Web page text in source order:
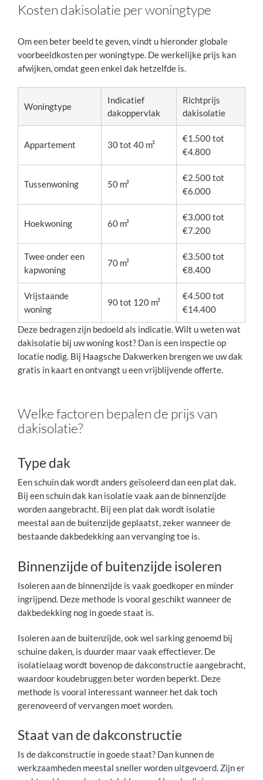
Kosten dakisolatie per woningtype
Om een beter beeld te geven, vindt u hieronder globale
voorbeeldkosten per woningtype. De werkelijke prijs kan
afwijken, omdat geen enkel dak hetzelfde is.
Woningtype
Indicatief
dakoppervlak
Richtprijs
dakisolatie
Appartement 30 tot 40 m²
€1.500 tot
€4.800
Tussenwoning 50 m²
€2.500 tot
€6.000
Hoekwoning 60 m²
€3.000 tot
€7.200
Twee onder een
kapwoning
70 m²
€3.500 tot
€8.400
Vrijstaande
woning
90 tot 120 m²
€4.500 tot
€14.400
Deze bedragen zijn bedoeld als indicatie. Wilt u weten wat
dakisolatie bij uw woning kost? Dan is een inspectie op
locatie nodig. Bij Haagsche Dakwerken brengen we uw dak
gratis in kaart en ontvangt u een vrijblijvende offerte.
Welke factoren bepalen de prijs van
dakisolatie?
Type dak
Een schuin dak wordt anders geïsoleerd dan een plat dak.
Bij een schuin dak kan isolatie vaak aan de binnenzijde
worden aangebracht. Bij een plat dak wordt isolatie
meestal aan de buitenzijde geplaatst, zeker wanneer de
bestaande dakbedekking aan vervanging toe is.
Binnenzijde of buitenzijde isoleren
Isoleren aan de binnenzijde is vaak goedkoper en minder
ingrijpend. Deze methode is vooral geschikt wanneer de
dakbedekking nog in goede staat is.
Isoleren aan de buitenzijde, ook wel sarking genoemd bij
schuine daken, is duurder maar vaak effectiever. De
isolatielaag wordt bovenop de dakconstructie aangebracht,
waardoor koudebruggen beter worden beperkt. Deze
methode is vooral interessant wanneer het dak toch
gerenoveerd of vervangen moet worden.
Staat van de dakconstructie
Is de dakconstructie in goede staat? Dan kunnen de
werkzaamheden meestal sneller worden uitgevoerd. Zijn er